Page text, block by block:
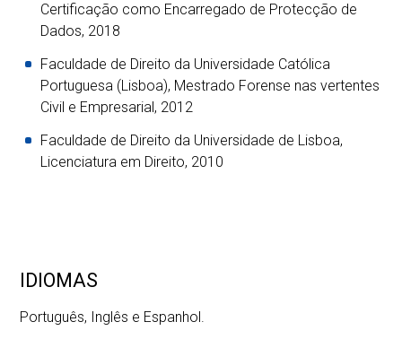
Certificação como Encarregado de Protecção de
Dados, 2018
Faculdade de Direito da Universidade Católica
Portuguesa (Lisboa), Mestrado Forense nas vertentes
Civil e Empresarial, 2012
Faculdade de Direito da Universidade de Lisboa,
Licenciatura em Direito, 2010
IDIOMAS
Português, Inglês e Espanhol.